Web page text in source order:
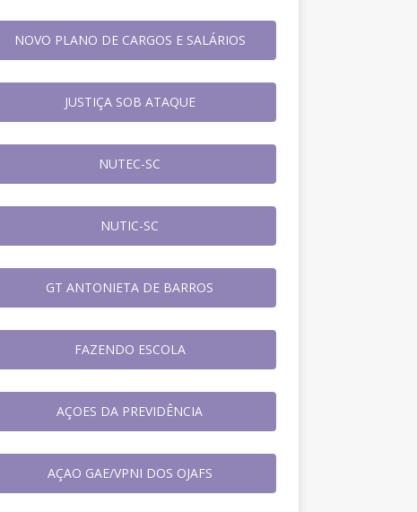
NOVO PLANO DE CARGOS E SALÁRIOS
JUSTIÇA SOB ATAQUE
NUTEC-SC
NUTIC-SC
GT ANTONIETA DE BARROS
FAZENDO ESCOLA
AÇOES DA PREVIDÊNCIA
AÇAO GAE/VPNI DOS OJAFS